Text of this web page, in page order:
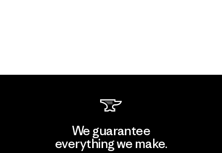
We guarantee
everything we make.